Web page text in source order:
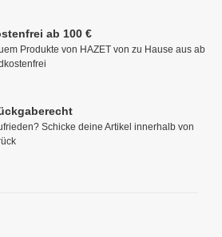
ab 100 €
Produkte von HAZET von zu Hause aus ab
Schicke deine Artikel innerhalb von